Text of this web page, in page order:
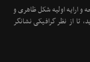
ارایه اولیه شکل ظاهری و
از نظر گرافیکی نشانگر